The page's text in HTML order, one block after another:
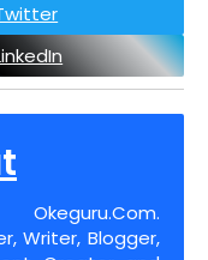
Writer, Blogger,